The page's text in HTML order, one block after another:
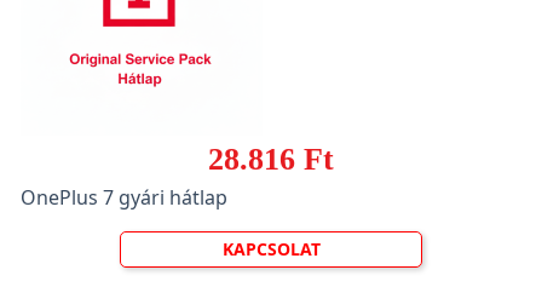
28.816 Ft
OnePlus 7 gyári hátlap
KAPCSOLAT